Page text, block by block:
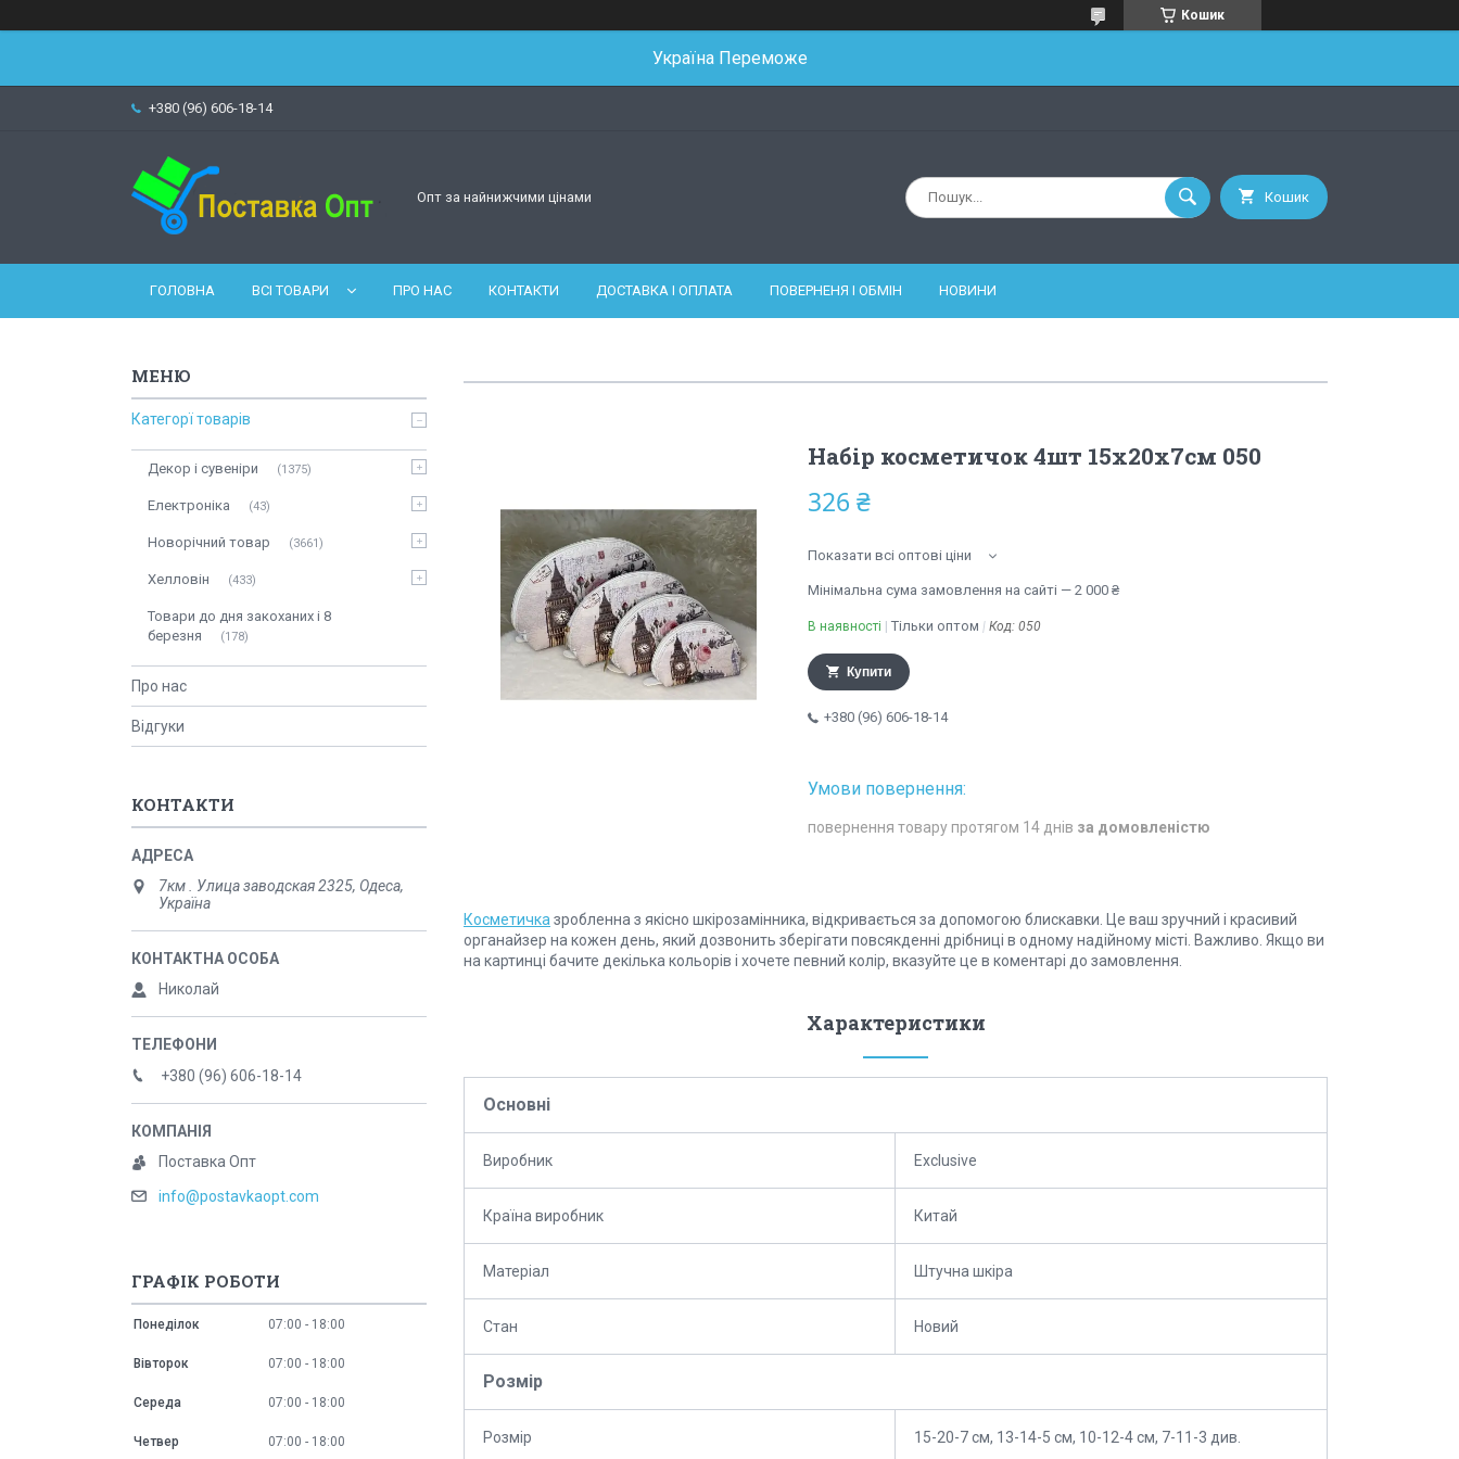
Кошик
Україна Переможе
+380 (96) 606-18-14
Опт за найнижчими цінами Кошик
ГОЛОВНА ВСІ ТОВАРИ ПРО НАС КОНТАКТИ ДОСТАВКА І ОПЛАТА ПОВЕРНЕНЯ І ОБМІН НОВИНИ
Набір косметичок 4шт 15х20х7см 050
326 ₴
Показати всі оптові ціни
Мінімальна сума замовлення на сайті — 2 000 ₴
В наявності Тільки оптом Код: 050
Купити
+380 (96) 606-18-14
повернення товару протягом 14 днів за домовленістю
Косметичка зробленна з якісно шкірозамінника, відкривається за допомогою блискавки. Це ваш зручний і красивий
органайзер на кожен день, який дозвонить зберігати повсякденні дрібниці в одному надійному місті. Важливо. Якщо ви
на картинці бачите декілька кольорів і хочете певний колір, вказуйте це в коментарі до замовлення.
Характеристики
Основні
Виробник Exclusive
Країна виробник Китай
Матеріал Штучна шкіра
Стан Новий
Розмір
Розмір 15-20-7 см, 13-14-5 см, 10-12-4 см, 7-11-3 див.
Категорї товарів
Декор і сувеніри 1375
Електроніка 43
Новорічний товар 3661
Хелловін 433
Товари до дня закоханих і 8
березня
178
Про нас
Відгуки
КОНТАКТИ
7км . Улица заводская 2325, Одеса,
Україна
Николай
+380 (96) 606-18-14
Поставка Опт
info@postavkaopt.com
ГРАФІК РОБОТИ
Понеділок 07:00 18:00
Вівторок 07:00 18:00
Середа 07:00 18:00
Четвер 07:00 18:00